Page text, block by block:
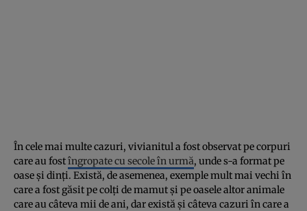
În cele mai multe cazuri, vivianitul a fost observat pe corpuri
care au fostîngropate cu secole în urmă, unde s-a format pe
oase și dinți. Există, de asemenea, exemple mult mai vechi în
care a fost găsit pe colți de mamut și pe oasele altor animale
care au câteva mii de ani, dar există și câteva cazuri în care a